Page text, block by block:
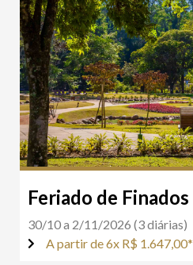
Feriado de Finados
30/10 a 2/11/2026 (3 diárias)
A partir de 6x R$ 1.647,00*